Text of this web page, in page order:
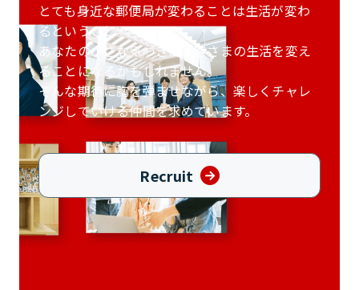
とても身近な郵便局が変わることは生活が変わ
るということ。
あなたの小さな気づきがお客さまの生活を変え
ることになるかもしれません。
そんな期待に胸を弾ませながら、 楽しくチャレ
ンジしていける仲間を求めています。
Recruit